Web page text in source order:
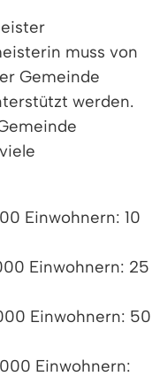
muss von
Gemeinde
werden.
Einwohnern: 10
Einwohnern: 25
Einwohnern: 50
Einwohnern: